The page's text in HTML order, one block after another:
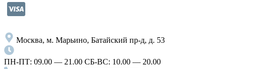
Москва, м. Марьино, Батайский пр-д, д. 53
ПН-ПТ: 09.00 — 21.00 СБ-ВС: 10.00 — 20.00